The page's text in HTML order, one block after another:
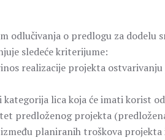
odlučivanja o predlogu za dodelu
sledeće kriterijume:
realizacije projekta
kategorija lica koja će imati korist
predloženog projekta
planiranih troškova